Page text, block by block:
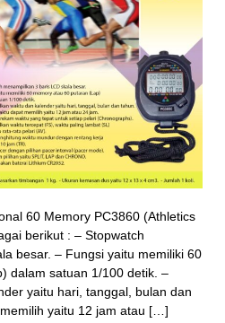
60 Memory PC3860 (Athletics
berikut : – Stopwatch
besar. – Fungsi yaitu memiliki 60
dalam satuan 1/100 detik. –
yaitu hari, tanggal, bulan dan
yaitu 12 jam atau […]